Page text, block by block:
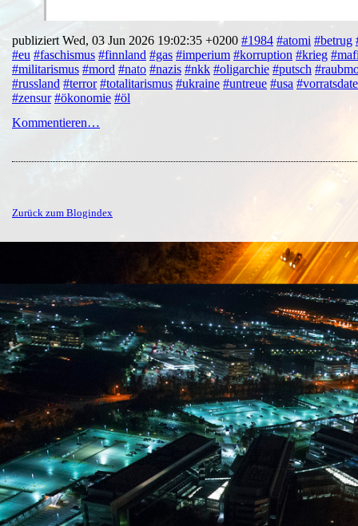
publiziert Wed, 03 Jun 2026 19:02:35 +0200 #1984 #atomi #betrug
#eu #faschismus #finnland #gas #imperium #korruption #krieg
#militarismus #mord #nato #nazis #nkk #oligarchie #putsch
#russland #terror #totalitarismus #ukraine #untreue #usa
#zensur #ökonomie #öl
Kommentieren…
Zurück zum Blogindex